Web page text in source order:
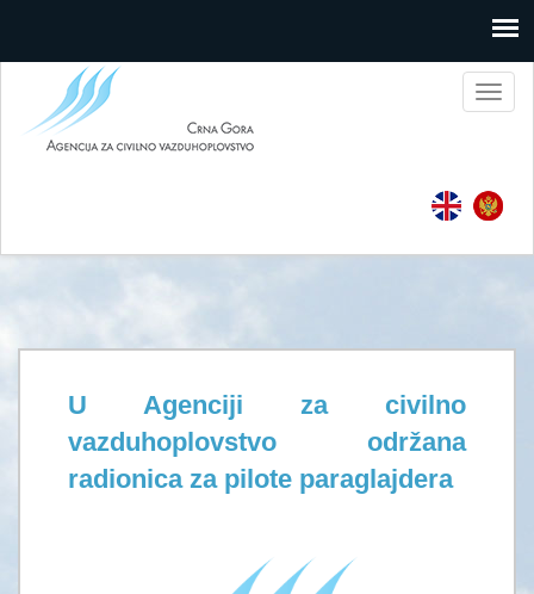
U Agenciji za civilno
vazduhoplovstvo održana
radionica za pilote paraglajdera